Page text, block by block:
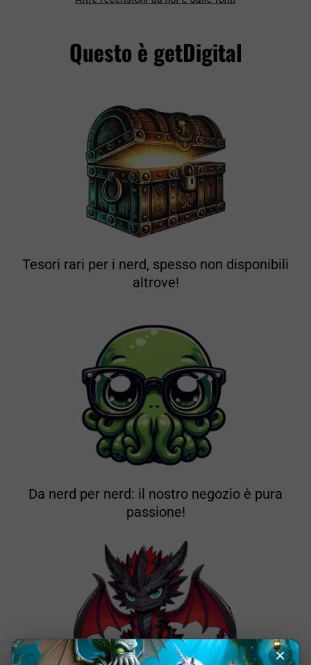
Questo è getDigital
Tesori rari per i nerd, spesso non disponibili
altrove!
Da nerd per nerd: il nostro negozio è pura
passione!
×